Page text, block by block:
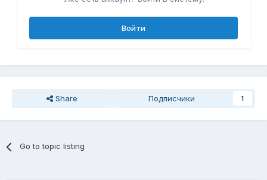
Войти
Share Подписчики 1
Go to topic listing